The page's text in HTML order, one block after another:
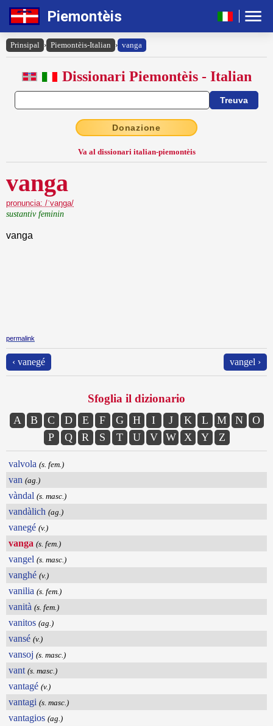
Piemontèis
Prinsipal › Piemontèis-Italian › vanga
Dissionari Piemontèis - Italian
Donazione
Va al dissionari italian-piemontèis
vanga
pronuncia: /ˈvaŋga/
sustantiv feminin
vanga
permalink
‹ vanegé vangel ›
Sfoglia il dizionario
A B C D E F G H I J K L M N
O
P
Q R S T U V W X Y Z
valvola (s. fem.)
van (ag.)
vàndal (s. masc.)
vandàlich (ag.)
vanegé (v.)
vanga (s. fem.)
vangel (s. masc.)
vanghé (v.)
vanilia (s. fem.)
vanità (s. fem.)
vanitos (ag.)
vansé (v.)
vansoj (s. masc.)
vant (s. masc.)
vantagé (v.)
vantagi (s. masc.)
vantagios (ag.)